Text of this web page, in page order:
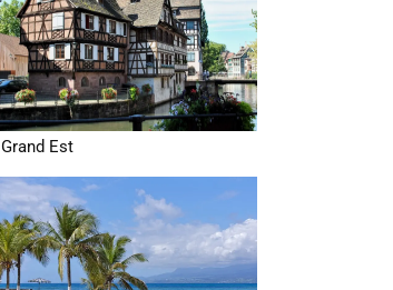
Grand Est